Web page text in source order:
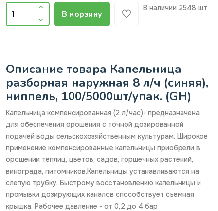
В корзину
В наличии 2548 шт
Описание товара Капельница
разборная наружная 8 л/ч (синяя),
ниппель, 100/5000шт/упак. (GH)
Капельница компенсированная (2 л/час)- предназначена
для обеспечения орошения с точной дозированной
подачей воды сельскохозяйственным культурам. Широкое
применение компенсированные капельницы приобрели в
орошении теплиц, цветов, садов, горшечных растений,
винограда, питомников.Капельницы устанавливаются на
слепую трубку. Быстрому восстановлению капельницы и
промывки дозирующих каналов способствует съемная
крышка. Рабочее давление - от 0,2 до 4 бар